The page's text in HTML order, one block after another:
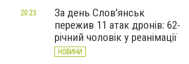
За день Слов'янськ
пережив 11 атак дронів: 62-
річний чоловік у реанімації
НОВИНИ
20:23